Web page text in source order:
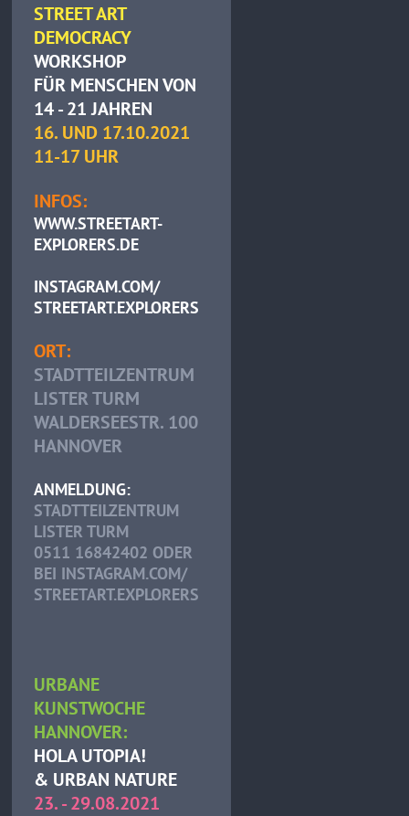
STREET ART
DEMOCRACY
WORKSHOP
FÜR MENSCHEN VON
14 - 21 JAHREN
16. UND 17.10.2021
11-17 UHR
INFOS:
WWW.STREETART-
EXPLORERS.DE
INSTAGRAM.COM/
STREETART.EXPLORERS
ORT:
STADTTEILZENTRUM
LISTER TURM
WALDERSEESTR. 100
HANNOVER
ANMELDUNG:
STADTTEILZENTRUM
LISTER TURM
0511 16842402 ODER
BEI INSTAGRAM.COM/
STREETART.EXPLORERS
URBANE
KUNSTWOCHE
HANNOVER:
HOLA UTOPIA!
& URBAN NATURE
23. - 29.08.2021